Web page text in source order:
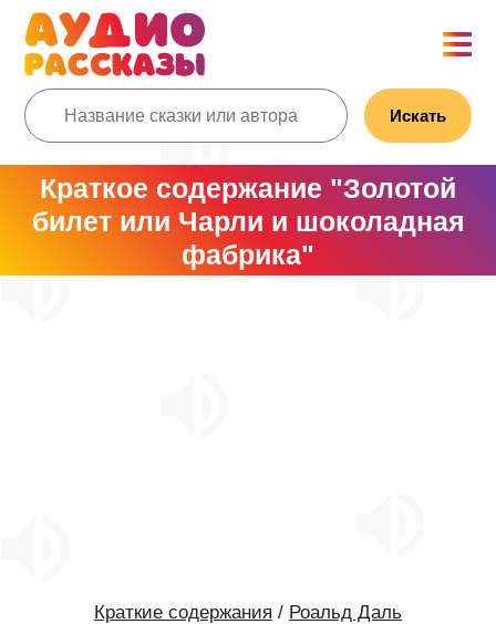
Искать
Краткое содержание "Золотой
билет или Чарли и шоколадная
фабрика"
Краткие содержания / Роальд Даль